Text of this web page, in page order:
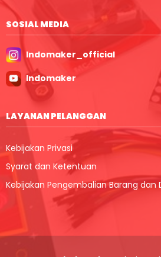
SOSIAL MEDIA
Indomaker_official
Indomaker
LAYANAN PELANGGAN
Kebijakan Privasi
Syarat dan Ketentuan
Kebijakan Pengembalian Barang dan